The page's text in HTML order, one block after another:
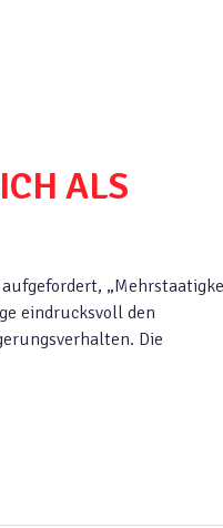
ALS
eindrucksvoll den
Die